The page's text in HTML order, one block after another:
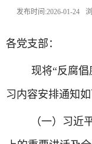
发布时间:2026-01-24
各党支部 ：
现将“反腐倡
习内容安排通知如
（一） 习近